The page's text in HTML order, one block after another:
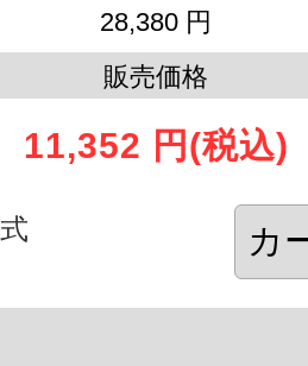
28,380 円
販売価格
11,352 円 (税込)
式